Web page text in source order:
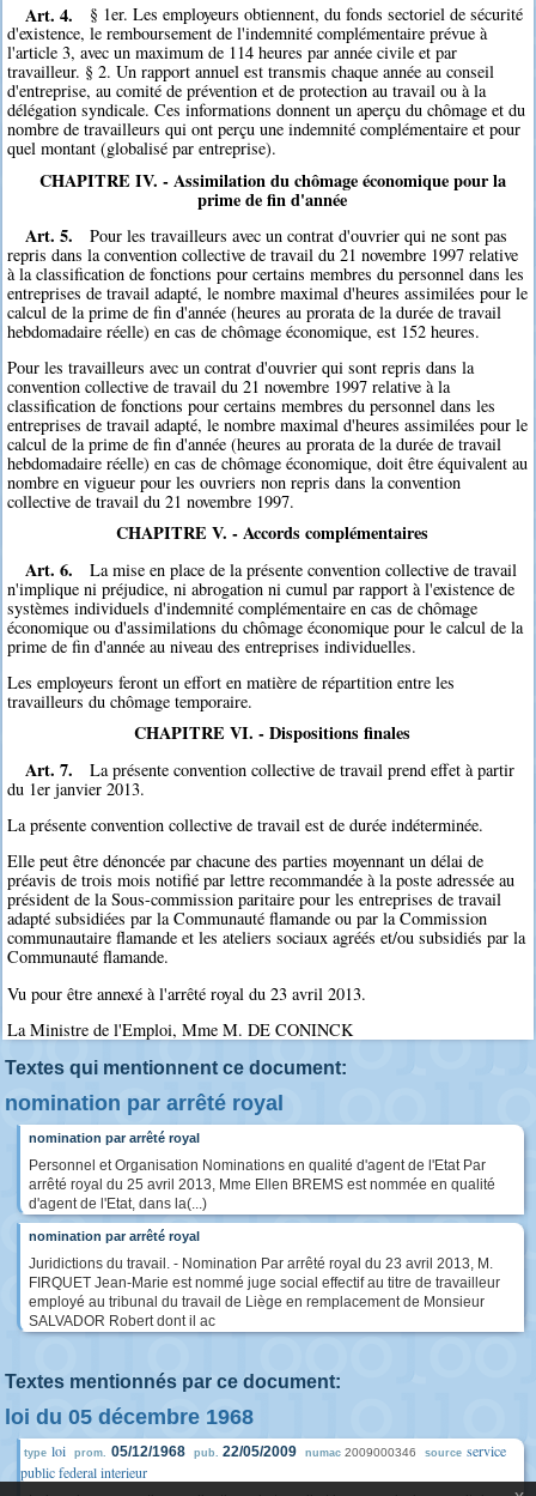
Art. 4.
§ 1er. Les employeurs obtiennent, du fonds sectoriel de sécurité
d'existence, le remboursement de l'indemnité complémentaire prévue à
l'article 3, avec un maximum de 114 heures par année civile et par
travailleur. § 2. Un rapport annuel est transmis chaque année au conseil
d'entreprise, au comité de prévention et de protection au travail ou à la
délégation syndicale. Ces informations donnent un aperçu du chômage et du
nombre de travailleurs qui ont perçu une indemnité complémentaire et pour
quel montant (globalisé par entreprise).
CHAPITRE IV. - Assimilation du chômage économique pour la
prime de fin d'année
Art. 5.
Pour les travailleurs avec un contrat d'ouvrier qui ne sont pas
repris dans la convention collective de travail du 21 novembre 1997 relative
à la classification de fonctions pour certains membres du personnel dans les
entreprises de travail adapté, le nombre maximal d'heures assimilées pour le
calcul de la prime de fin d'année (heures au prorata de la durée de travail
hebdomadaire réelle) en cas de chômage économique, est 152 heures.
Pour les travailleurs avec un contrat d'ouvrier qui sont repris dans la
convention collective de travail du 21 novembre 1997 relative à la
classification de fonctions pour certains membres du personnel dans les
entreprises de travail adapté, le nombre maximal d'heures assimilées pour le
calcul de la prime de fin d'année (heures au prorata de la durée de travail
hebdomadaire réelle) en cas de chômage économique, doit être équivalent au
nombre en vigueur pour les ouvriers non repris dans la convention
collective de travail du 21 novembre 1997.
CHAPITRE V. - Accords complémentaires
Art. 6.
La mise en place de la présente convention collective de travail
n'implique ni préjudice, ni abrogation ni cumul par rapport à l'existence de
systèmes individuels d'indemnité complémentaire en cas de chômage
économique ou d'assimilations du chômage économique pour le calcul de la
prime de fin d'année au niveau des entreprises individuelles.
Les employeurs feront un effort en matière de répartition entre les
travailleurs du chômage temporaire.
CHAPITRE VI. - Dispositions finales
Art. 7.
La présente convention collective de travail prend effet à partir
du 1er janvier 2013.
La présente convention collective de travail est de durée indéterminée.
Elle peut être dénoncée par chacune des parties moyennant un délai de
préavis de trois mois notifié par lettre recommandée à la poste adressée au
président de la Sous-commission paritaire pour les entreprises de travail
adapté subsidiées par la Communauté flamande ou par la Commission
communautaire flamande et les ateliers sociaux agréés et/ou subsidiés par la
Communauté flamande.
Vu pour être annexé à l'arrêté royal du 23 avril 2013.
La Ministre de l'Emploi, Mme M. DE CONINCK
Textes qui mentionnent ce document:
nomination par arrêté royal
nomination par arrêté royal
Personnel et Organisation Nominations en qualité d'agent de l'Etat Par
arrêté royal du 25 avril 2013, Mme Ellen BREMS est nommée en qualité
d'agent de l'Etat, dans la(...)
nomination par arrêté royal
Juridictions du travail. - Nomination Par arrêté royal du 23 avril 2013, M.
FIRQUET Jean-Marie est nommé juge social effectif au titre de travailleur
employé au tribunal du travail de Liège en remplacement de Monsieur
SALVADOR Robert dont il ac
Textes mentionnés par ce document:
loi du 05 décembre 1968
type loi prom. 05/12/1968 pub. 22/05/2009 numac 2009000346 source service
public federal interieur